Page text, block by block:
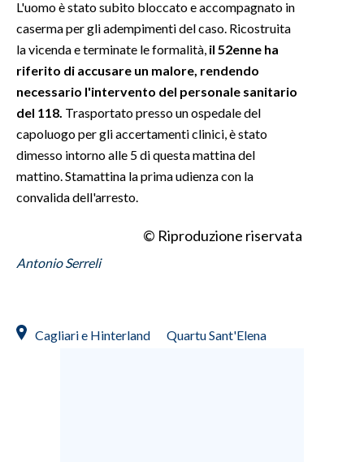
ABBONATI
NECROLOGI
PUBBLICITÀ
SPIAGGE
STORE
L'uomo è stato subito bloccato e accompagnato in
caserma per gli adempimenti del caso. Ricostruita
la vicenda e terminate le formalità, il 52enne ha
riferito di accusare un malore, rendendo
necessario l'intervento del personale sanitario
del 118. Trasportato presso un ospedale del
capoluogo per gli accertamenti clinici, è stato
dimesso intorno alle 5 di questa mattina del
mattino. Stamattina la prima udienza con la
convalida dell'arresto.
© Riproduzione riservata
Antonio Serreli
Cagliari e Hinterland Quartu Sant'Elena